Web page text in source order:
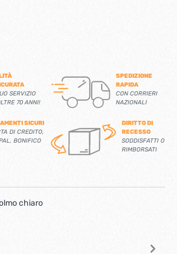
SERVIZIO
70 ANNI!
SPEDIZIONE
RAPIDA
CON CORRIERI
NAZIONALI
SICURI
DI CREDITO,
BONIFICO
DIRITTO DI
RECESSO
SODDISFATTI O
RIMBORSATI
chiaro